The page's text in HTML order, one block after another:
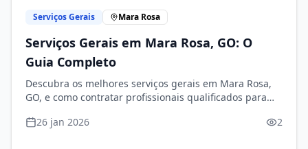
Serviços Gerais Mara Rosa
Serviços Gerais em Mara Rosa, GO: O
Guia Completo
Descubra os melhores serviços gerais em Mara Rosa,
GO, e como contratar profissionais qualificados para
26 jan 2026
2